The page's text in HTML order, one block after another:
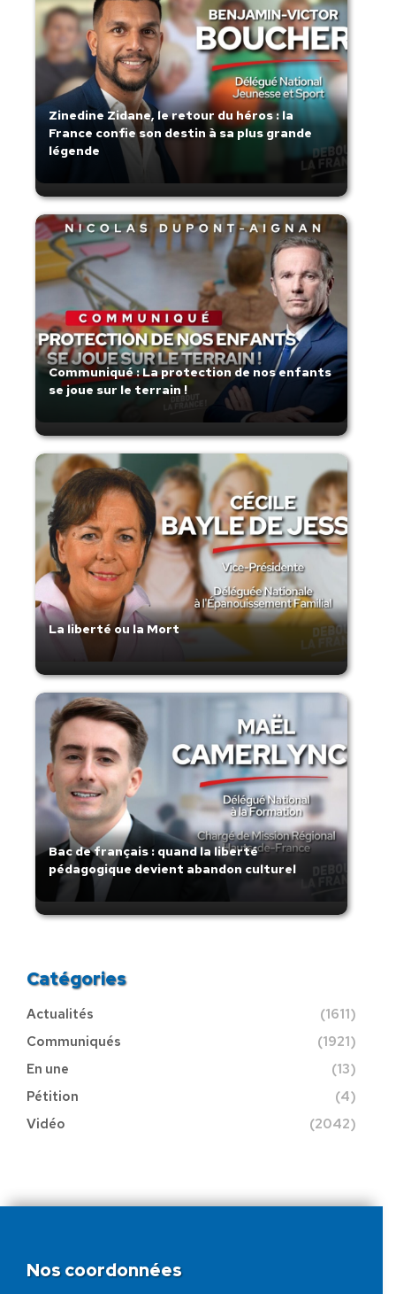
Zinedine Zidane, le retour du héros : la
France confie son destin à sa plus grande
légende
Communiqué : La protection de nos enfants
se joue sur le terrain !
La liberté ou la Mort
Bac de français : quand la liberté
pédagogique devient abandon culturel
Catégories
Actualités
(1611)
Communiqués
(1921)
En une
(13)
Pétition
(4)
Vidéo
(2042)
Nos coordonnées